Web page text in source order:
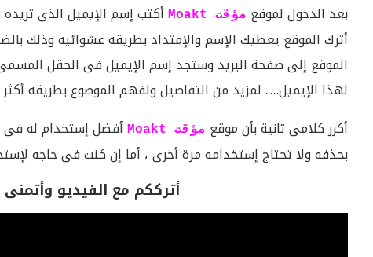
بعد الدخول لموقع مؤقت Moakt
أكتب إسم الإيميل الذى
أترك الموقع يعطيك الإسم والإمتداد بطريقه عشوائيه وذلك
الموقع إلى صفحة البريد وستجد إسم الإيميل فى الحقل
لهذا الإيميل….. لمزيد من التفاصيل ولفهم الموضوع بطريقه
أكرر كلامى ثانية بأن موقع مؤقت Moakt أفضل إستخدام له فى
بحذفه ولا تحتاج إستخدامه مرة أخرى ، أما إن كنت فى حاجه
أترككم مع الفيديو